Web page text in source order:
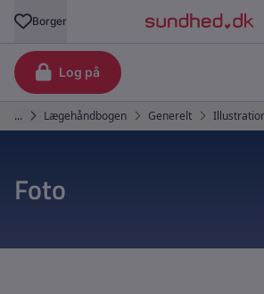
Foto